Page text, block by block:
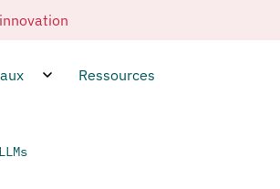
Ressources